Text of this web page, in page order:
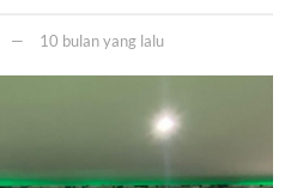
10 bulan yang lalu